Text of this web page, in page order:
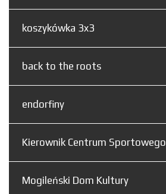
koszykówka 3x3
back to the roots
endorfiny
Kierownik Centrum Sportowego
Mogileński Dom Kultury